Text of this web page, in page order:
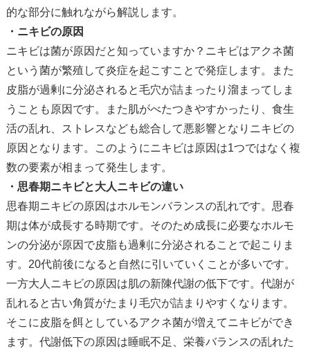
的な部分に触れながら解説します。
・ニキビの原因
ニキビは菌が原因だと知っていますか？ ニキビはアクネ菌
という菌が繁殖して炎症を起こすことで発症 します。
また
皮脂が過剰に分泌されると毛穴が詰まったり溜まってしま
うことも原因です。また肌がべたつきやすかったり、食生
活の乱れ、ストレスなども総合して悪影響となりニキビの
原因となります。このようにニキビは原因は1つではなく複
数の要素が相まって発生します。
・思春期ニキビと大人ニキビの違い
思春期ニキビの原因はホルモンバランスの乱れです。 思春
期は体が成長する時期です。そのため成長に必要なホルモ
ンの分泌が原因で皮脂も過剰に分泌されることで起こりま
す。20代前後になると自然に引いていくことが多いです。
一方大人ニキビの原因は肌の新陳代謝の低下です。 代謝が
乱れると古い角質がたまり毛穴が詰まりやすくなります。
そこに皮脂を餌としているアクネ菌が増えてニキビができ
ます。代謝低下の原因は睡眠不足、栄養バランスの乱れた